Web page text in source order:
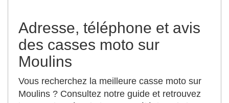
Adresse, téléphone et avis
des casses moto sur
Moulins
Vous recherchez la meilleure casse moto sur
Moulins ? Consultez notre guide et retrouvez